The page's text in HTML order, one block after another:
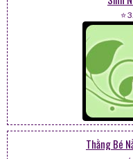
⭐
Thằng Bé